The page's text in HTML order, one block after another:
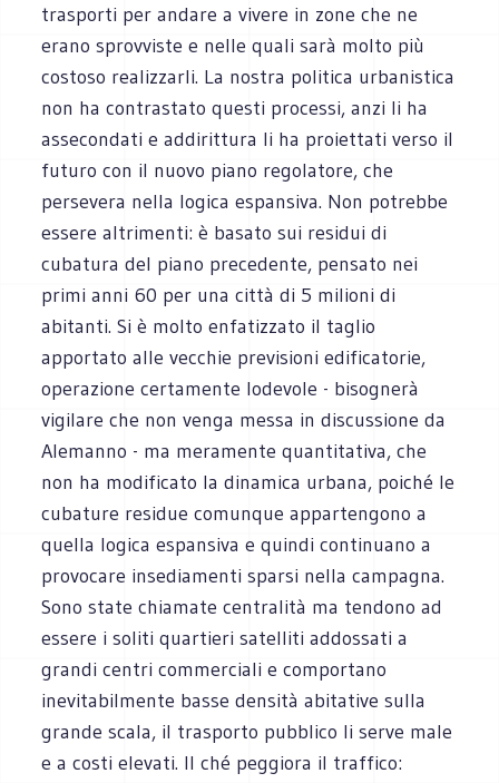
trasporti per andare a vivere in zone che ne
erano sprovviste e nelle quali sarà molto più
costoso realizzarli. La nostra politica urbanistica
non ha contrastato questi processi, anzi li ha
assecondati e addirittura li ha proiettati verso il
futuro con il nuovo piano regolatore, che
persevera nella logica espansiva. Non potrebbe
essere altrimenti: è basato sui residui di
cubatura del piano precedente, pensato nei
primi anni 60 per una città di 5 milioni di
abitanti. Si è molto enfatizzato il taglio
apportato alle vecchie previsioni edificatorie,
operazione certamente lodevole - bisognerà
vigilare che non venga messa in discussione da
Alemanno - ma meramente quantitativa, che
non ha modificato la dinamica urbana, poiché le
cubature residue comunque appartengono a
quella logica espansiva e quindi continuano a
provocare insediamenti sparsi nella campagna.
Sono state chiamate centralità ma tendono ad
essere i soliti quartieri satelliti addossati a
grandi centri commerciali e comportano
inevitabilmente basse densità abitative sulla
grande scala, il trasporto pubblico li serve male
e a costi elevati. Il ché peggiora il traffico: